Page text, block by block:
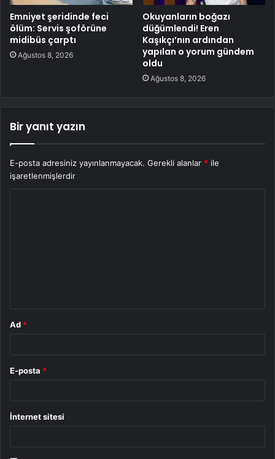
Emniyet şeridinde feci
ölüm: Servis şoförüne
midibüs çarptı
Ağustos 8, 2026
Okuyanların boğazı
düğümlendi! Eren
Kaşıkçı’nın ardından
yapılan o yorum gündem
oldu
Ağustos 8, 2026
Bir yanıt yazın
E-posta adresiniz yayınlanmayacak. Gerekli alanlar * ile
işaretlenmişlerdir
Ad *
E-posta *
İnternet sitesi